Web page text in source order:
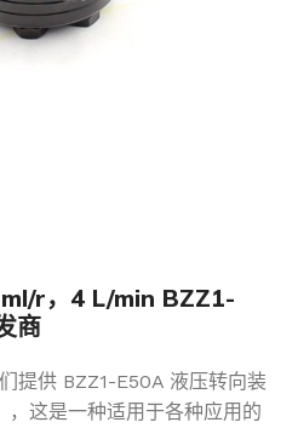
r，4 L/min BZZ1-
商
提供 BZZ1-E50A 液压转向装
这是一种适用于各种应用的